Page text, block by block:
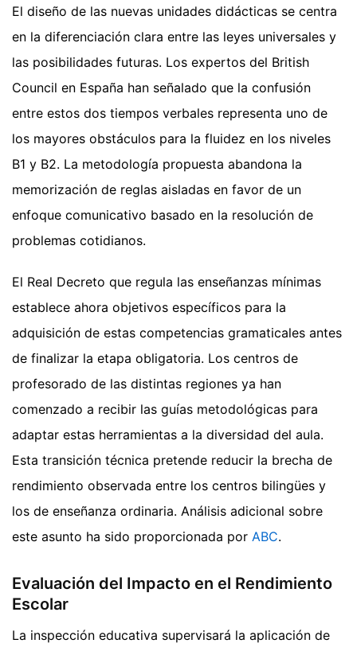
El diseño de las nuevas unidades didácticas se centra
en la diferenciación clara entre las leyes universales y
las posibilidades futuras. Los expertos del British
Council en España han señalado que la confusión
entre estos dos tiempos verbales representa uno de
los mayores obstáculos para la fluidez en los niveles
B1 y B2. La metodología propuesta abandona la
memorización de reglas aisladas en favor de un
enfoque comunicativo basado en la resolución de
problemas cotidianos.
El Real Decreto que regula las enseñanzas mínimas
establece ahora objetivos específicos para la
adquisición de estas competencias gramaticales antes
de finalizar la etapa obligatoria. Los centros de
profesorado de las distintas regiones ya han
comenzado a recibir las guías metodológicas para
adaptar estas herramientas a la diversidad del aula.
Esta transición técnica pretende reducir la brecha de
rendimiento observada entre los centros bilingües y
los de enseñanza ordinaria. Análisis adicional sobre
este asunto ha sido proporcionada por ABC.
Evaluación del Impacto en el Rendimiento
Escolar
La inspección educativa supervisará la aplicación de